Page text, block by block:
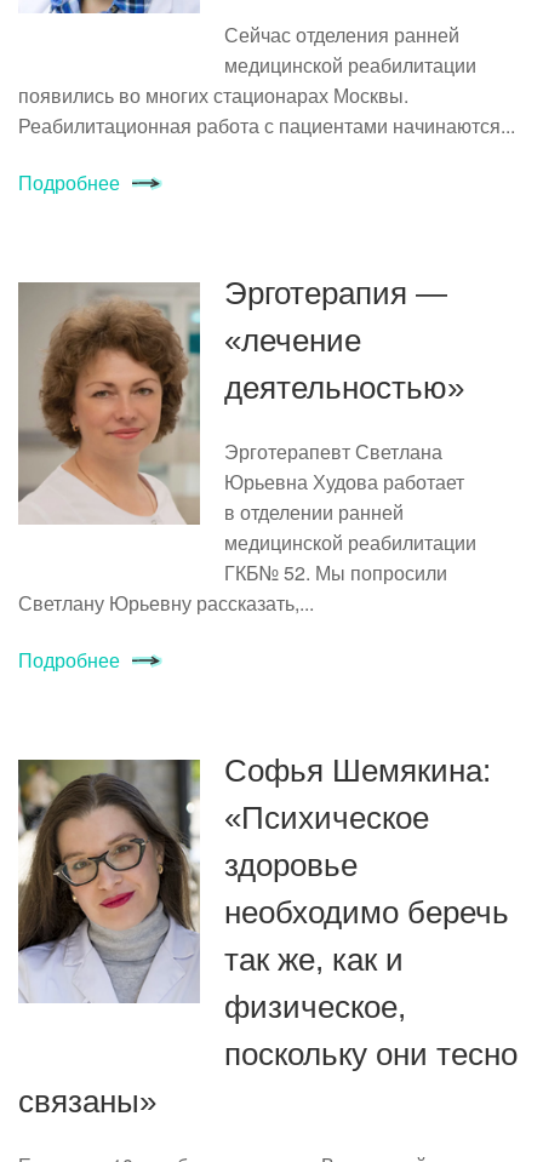
Сейчас отделения ранней
медицинской реабилитации
появились во многих стационарах Москвы.
Реабилитационная работа с пациентами начинаются...
Подробнее
Эрготерапия —
«лечение
деятельностью»
Эрготерапевт Светлана
Юрьевна Худова работает
в отделении ранней
медицинской реабилитации
ГКБ№ 52. Мы попросили
Светлану Юрьевну рассказать,...
Подробнее
Софья Шемякина:
«Психическое
здоровье
необходимо беречь
так же, как и
физическое,
поскольку они тесно
связаны»